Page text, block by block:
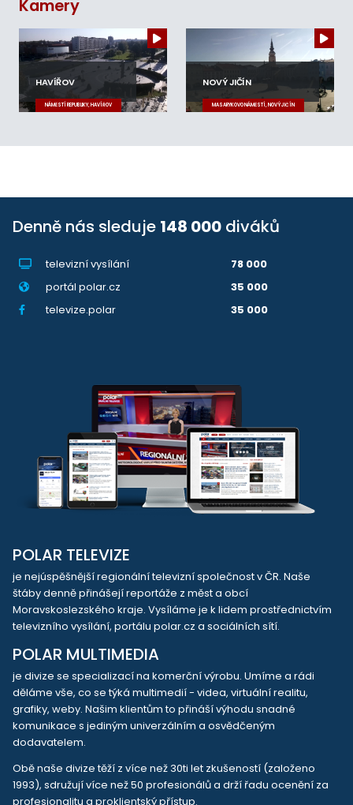
Kamery
HAVÍŘOV
NÁMĚSTÍ REPUBLIKY, HAVÍŘOV
NOVÝ JIČÍN
MASARYKOVO NÁMĚSTÍ, NOVÝ JIČÍN
Denně nás sleduje 148 000 diváků
televizní vysílání
78 000
portál polar.cz
35 000
televize.polar
35 000
POLAR TELEVIZE
je nejúspěšnější regionální televizní společnost v ČR. Naše
štáby denně přinášejí reportáže z měst a obcí
Moravskoslezského kraje. Vysíláme je k lidem prostřednictvím
televizního vysílání, portálu polar.cz a sociálních sítí.
POLAR MULTIMEDIA
je divize se specializací na komerční výrobu. Umíme a rádi
děláme vše, co se týká multimedií - videa, virtuální realitu,
grafiky, weby. Našim klientům to přináší výhodu snadné
komunikace s jediným univerzálním a osvědčeným
dodavatelem.
Obě naše divize těží z více než 30ti let zkušeností (založeno
1993), sdružují více než 50 profesionálů a drží řadu ocenění za
profesionalitu a proklientský přístup.